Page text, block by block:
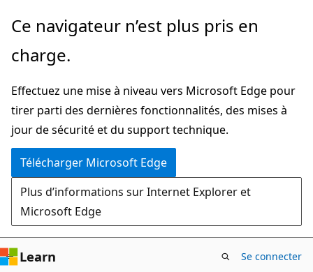
Passer
directement
au
principal
Ce navigateur n’est plus pris en
charge.
Effectuez une mise à niveau vers Microsoft Edge pour
tirer parti des dernières fonctionnalités, des mises à
jour de sécurité et du support technique.
Télécharger Microsoft Edge
Plus d’informations sur Internet Explorer et
Microsoft Edge
Learn Se connecter